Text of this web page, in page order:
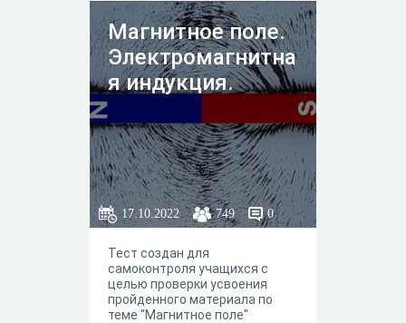
Магнитное поле.
Электромагнитна
я индукция.
17.10.2022 749 0
Тест создан для
самоконтроля учащихся с
целью проверки усвоения
пройденного материала по
теме "Магнитное поле"